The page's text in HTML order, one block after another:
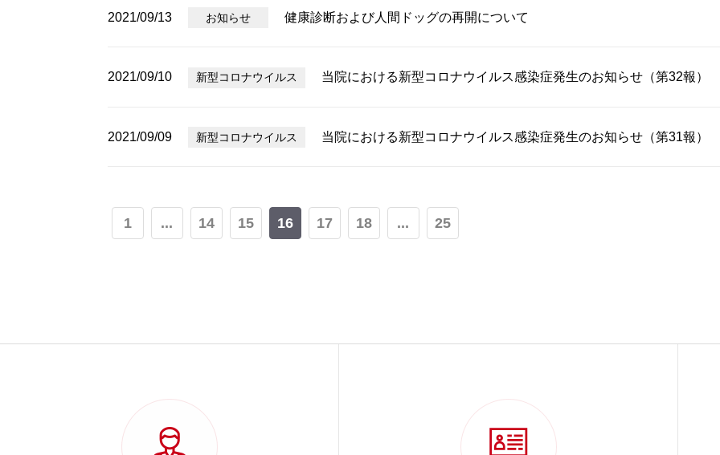
2021/09/13 お知らせ 健康診断および人間ドッグの再開について
2021/09/10 新型コロナウイルス 当院における新型コロナウイルス感染症発生のお知らせ（第32報）
2021/09/09 新型コロナウイルス 当院における新型コロナウイルス感染症発生のお知らせ（第31報）
1 ... 14 15 16 17 18 ... 25